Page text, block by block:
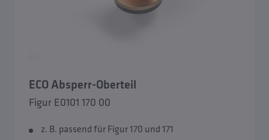
Ersatzteile Absperrarmaturen
Ersatzteile Druckminderer und Filter
ECO Absperr-Oberteil
Figur E0101 170 00
z. B. passend für Figur 170 und 171